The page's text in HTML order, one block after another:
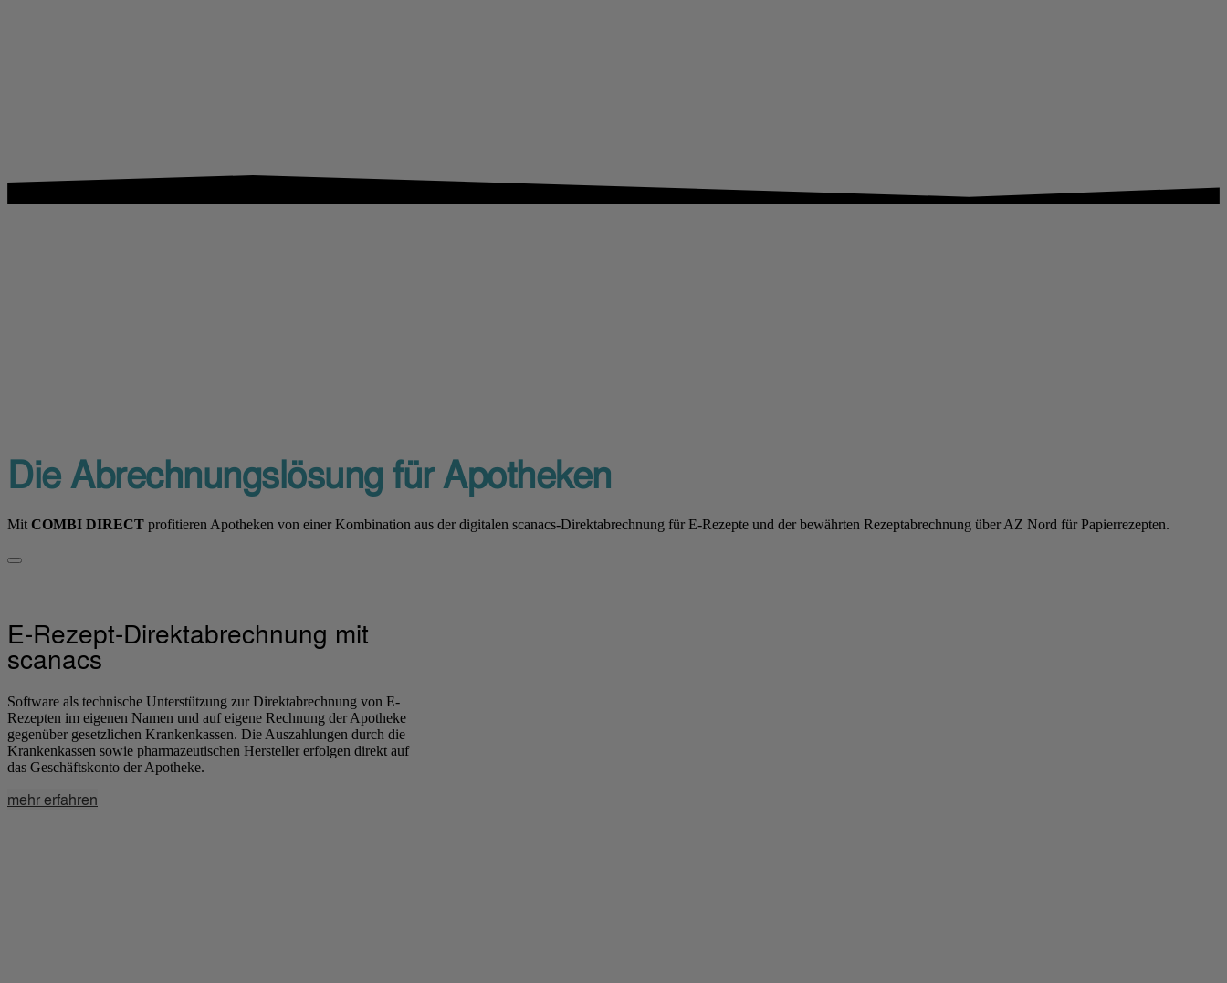
Die Abrechnungslösung für Apotheken
Mit COMBI DIRECT profitieren Apotheken von einer Kombination aus der digitalen scanacs-Direktabrechnung für E-Rezepte und der bewährten Rezeptabrechnung über AZ Nord für Papierrezepten.
E-Rezept-Direktabrechnung mit
scanacs
Software als technische Unterstützung zur Direktabrechnung von E-
Rezepten im eigenen Namen und auf eigene Rechnung der Apotheke
gegenüber gesetzlichen Krankenkassen. Die Auszahlungen durch die
Krankenkassen sowie pharmazeutischen Hersteller erfolgen direkt auf
das Geschäftskonto der Apotheke.
mehr erfahren